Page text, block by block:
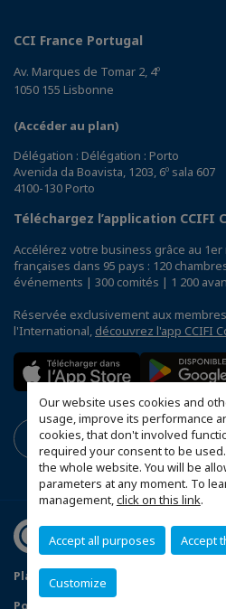
Our website uses cookies and
usage, improve its performance
cookies, that don't involved
required your consent to be
the whole website. You will be
parameters at any moment. To
management,click on this link.
Accept all purposes Accept
Customize
CCI France Portugal
Av. Marques de Tomar 2, 4º
1050 155 Lisbonne
(Accéder au plan)
Délégation : Délégation : Porto
Avenida da Boavista, 1203, 6º sala 607
4100-130 Porto
Téléchargez l’application CCIFI
Accélérez votre business grâce au
françaises dans 95 pays : 120
événements | 300 comités | 1 200
Réservée exclusivement aux
l'International, découvrez l'app CCIFI
Plan du site
Mentions légales
Politique de confidentialité